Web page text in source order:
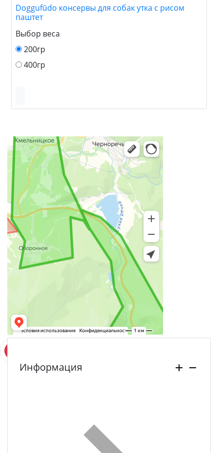
Doggufūdo консервы для собак утка с рисом
паштет
Выбор веса
200гр
400гр
Информация